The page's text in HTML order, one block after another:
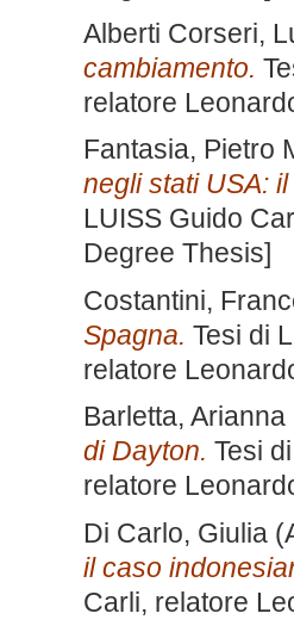
Alberti Corseri,
cambiamento.
relatore
Fantasia, Pietro
negli stati USA:
LUISS Guido
Degree Thesis]
Costantini,
Spagna. Tesi di
relatore
Barletta, Arianna
di Dayton. Tesi
relatore
Di Carlo, Giulia
il caso
Carli, relatore